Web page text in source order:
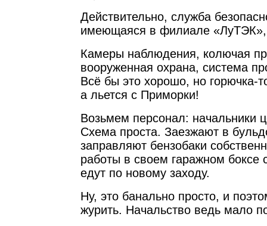
Действительно, служба
имеющаяся в филиале «ЛуТЭК»,
Камеры наблюдения, колючая
вооруженная охрана, система
Всё бы это хорошо, но горючка-
а льется с Приморки!
Возьмем персонал: начальники
Схема проста. Заезжают в
заправляют бензобаки
работы в своем гаражном боксе
едут по новому заходу.
Ну, это банально просто, и
журить. Начальство ведь мало